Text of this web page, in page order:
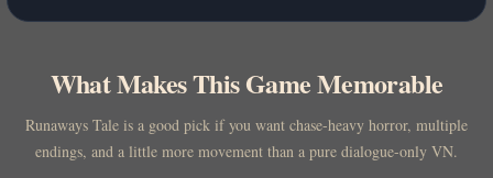
What Makes This Game Memorable
Runaways Tale is a good pick if you want chase-heavy horror, multiple
endings, and a little more movement than a pure dialogue-only VN.